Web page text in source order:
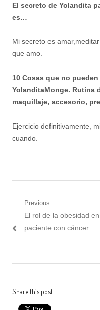
El secreto de Yolandita
es…
Mi secreto es
que amo.
10 Cosas que no
YolanditaMonge. Rutina
maquillaje, accesorio,
Ejercicio definitivamente,
cuando.
Post
navigation
Previous
Previous
post:
El rol de la obesidad
paciente con cáncer
Share this post